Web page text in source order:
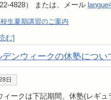
4828） または、メール
生夏期講習のご案内
む]
デンウィークの休塾につい
日
ィークは下記期間、休塾(レギュ